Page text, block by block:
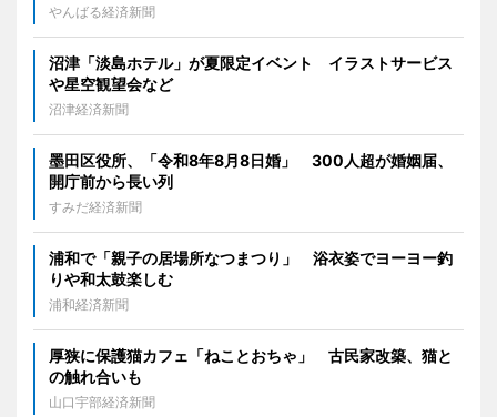
やんばる経済新聞
沼津「淡島ホテル」が夏限定イベント イラストサービス
や星空観望会など
沼津経済新聞
墨田区役所、「令和8年8月8日婚」 300人超が婚姻届、
開庁前から長い列
すみだ経済新聞
浦和で「親子の居場所なつまつり」 浴衣姿でヨーヨー釣
りや和太鼓楽しむ
浦和経済新聞
厚狭に保護猫カフェ「ねことおちゃ」 古民家改築、猫と
の触れ合いも
山口宇部経済新聞